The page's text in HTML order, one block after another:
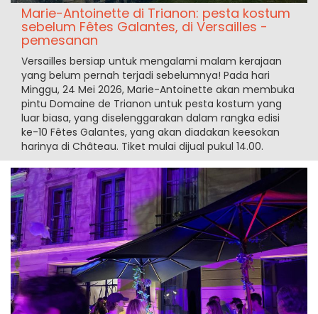
Marie-Antoinette di Trianon: pesta kostum
sebelum Fêtes Galantes, di Versailles -
pemesanan
Versailles bersiap untuk mengalami malam kerajaan
yang belum pernah terjadi sebelumnya! Pada hari
Minggu, 24 Mei 2026, Marie-Antoinette akan membuka
pintu Domaine de Trianon untuk pesta kostum yang
luar biasa, yang diselenggarakan dalam rangka edisi
ke-10 Fêtes Galantes, yang akan diadakan keesokan
harinya di Château. Tiket mulai dijual pukul 14.00.